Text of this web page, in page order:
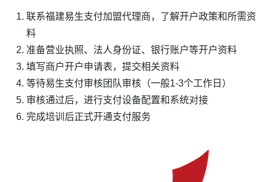
联系福建易生支付加盟代理商，了解开户政策和所需资
料
准备营业执照、法人身份证、银行账户等开户资料
填写商户开户申请表，提交相关资料
等待易生支付审核团队审核（一般1-3个工作日）
审核通过后，进行支付设备配置和系统对接
完成培训后正式开通支付服务